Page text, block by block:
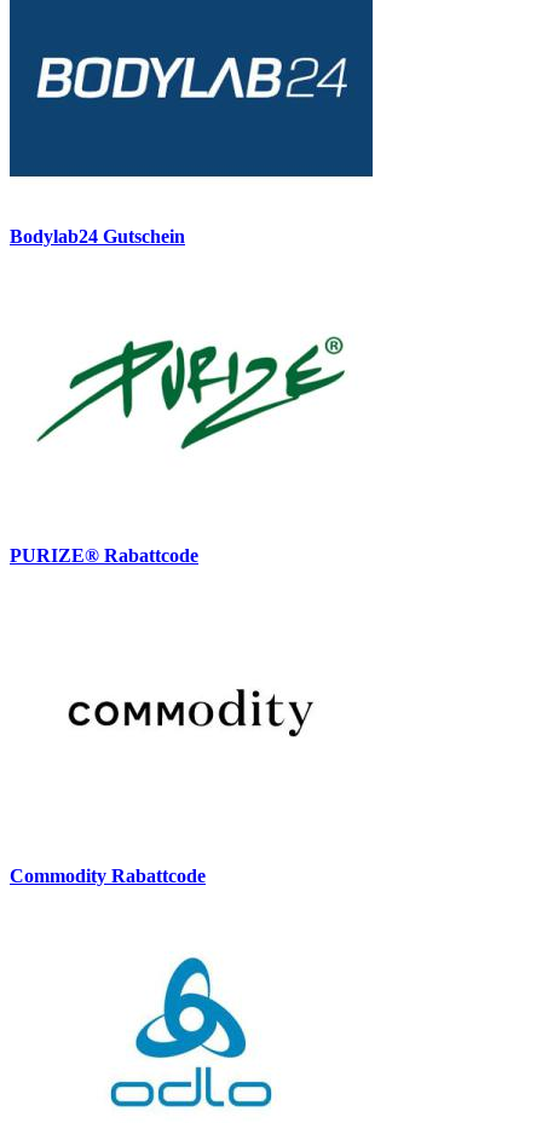
Bodylab24 Gutschein
PURIZE® Rabattcode
Commodity Rabattcode